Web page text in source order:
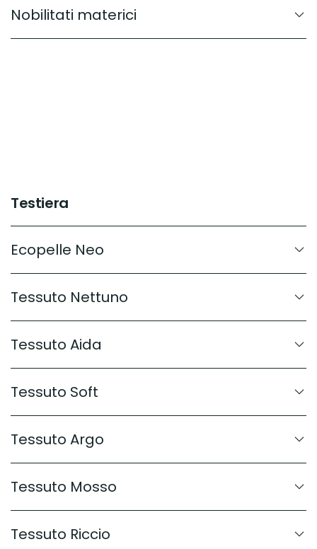
Nobilitati materici
Testiera
Ecopelle Neo
Tessuto Nettuno
Tessuto Aida
Tessuto Soft
Tessuto Argo
Tessuto Mosso
Tessuto Riccio